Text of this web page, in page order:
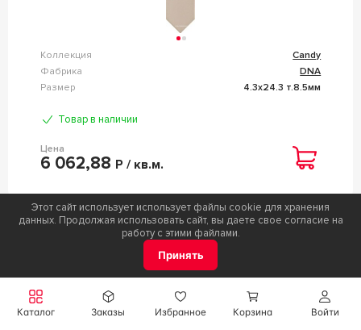
Войти
Каталог Заказы Избранное Корзина
Коллекция
Candy
Фабрика
DNA
Размер
4.3x24.3 т.8.5мм
Товар в наличии
Цена
6 062,88 Р / кв.м.
ДЕКОР ATLAS CONCORDE ITALY MARVEL SHINE
MARVEL CALACATTA PRESTIGIO GOLD HEX SHINY
Этот сайт использует использует файлы cookie для хранения
данных. Продолжая использовать сайт, вы даете свое согласие на
работу с этими файлами.
Принять